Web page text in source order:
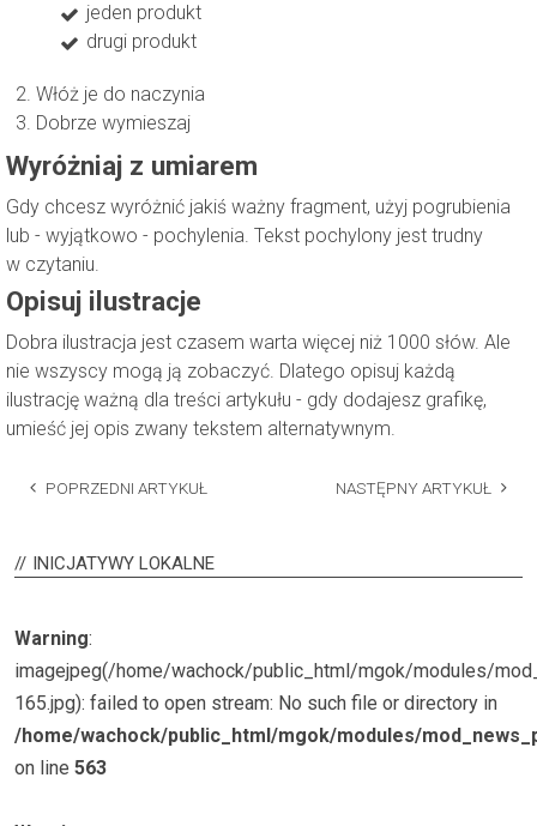
jeden produkt
drugi produkt
Włóż je do naczynia
Dobrze wymieszaj
Wyróżniaj z umiarem
Gdy chcesz wyróżnić jakiś ważny fragment, użyj pogrubienia
lub - wyjątkowo - pochylenia. Tekst pochylony jest trudny
w czytaniu.
Opisuj ilustracje
Dobra ilustracja jest czasem warta więcej niż 1000 słów. Ale
nie wszyscy mogą ją zobaczyć. Dlatego opisuj każdą
ilustrację ważną dla treści artykułu - gdy dodajesz grafikę,
umieść jej opis zwany tekstem alternatywnym.
POPRZEDNI ARTYKUŁ NASTĘPNY ARTYKUŁ
INICJATYWYLOKALNE
Warning:
imagejpeg(/home/wachock/public_html/mgok/modules/
165.jpg): failed to open stream: No such file or directory in
/home/wachock/public_html/mgok/modules/
on line 563